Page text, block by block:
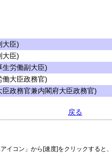
大臣)
大臣)
労働副大臣)
大臣政務官)
政務官兼内閣府大臣政務官)
戻る
イコン」から[速度]をクリックすると